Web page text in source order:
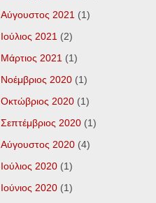
Αύγουστος 2021 (1)
Ιούλιος 2021 (2)
Μάρτιος 2021 (1)
Νοέμβριος 2020 (1)
Οκτώβριος 2020 (1)
Σεπτέμβριος 2020 (1)
Αύγουστος 2020 (4)
Ιούλιος 2020 (1)
Ιούνιος 2020 (1)